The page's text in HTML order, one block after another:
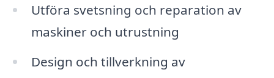
Utföra svetsning och reparation av
maskiner och utrustning
Design och tillverkning av